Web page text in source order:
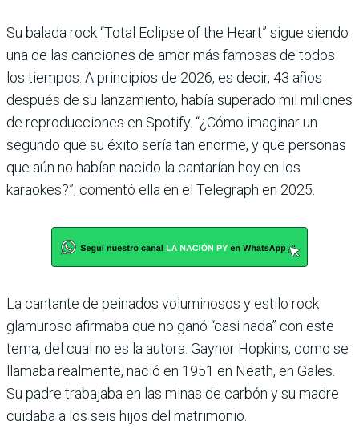
Su balada rock “Total Eclipse of the Heart” sigue siendo
una de las canciones de amor más famosas de todos
los tiempos. A principios de 2026, es decir, 43 años
después de su lanzamiento, había superado mil millones
de reproducciones en Spotify. “¿Cómo imaginar un
segundo que su éxito sería tan enorme, y que personas
que aún no habían nacido la cantarían hoy en los
karaokes?”, comentó ella en el Telegraph en 2025.
La cantante de peinados voluminosos y estilo rock
glamuroso afirmaba que no ganó “casi nada” con este
tema, del cual no es la autora. Gaynor Hopkins, como se
llamaba realmente, nació en 1951 en Neath, en Gales.
Su padre trabajaba en las minas de carbón y su madre
cuidaba a los seis hijos del matrimonio.